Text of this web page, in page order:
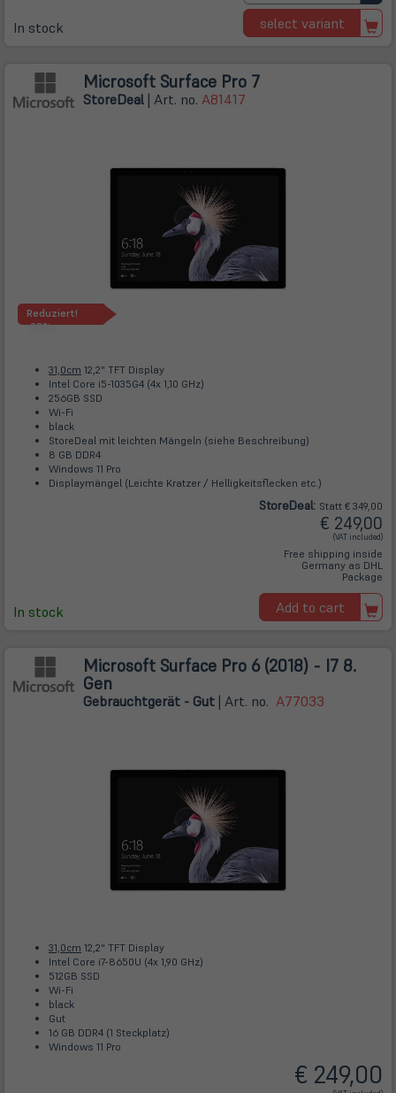
In stock
select variant
Microsoft Surface Pro 7
StoreDeal| Art. no. A81417
Reduziert!
-28%
31,0cm 12,2" TFT Display
Intel Core i5-1035G4 (4x 1,10 GHz)
256GB SSD
Wi-Fi
black
StoreDeal mit leichten Mängeln (siehe Beschreibung)
8 GB DDR4
Windows 11 Pro
Displaymängel (Leichte Kratzer / Helligkeitsflecken etc.)
In stock
StoreDeal: Statt € 349,00
€ 249,00
(VAT included)
Free shipping inside
Germany as DHL
Package
Add to cart
Microsoft Surface Pro 6 (2018) - I7 8.
Gen
Gebrauchtgerät - Gut| Art. no. A77033
31,0cm 12,2" TFT Display
Intel Core i7-8650U (4x 1,90 GHz)
512GB SSD
Wi-Fi
black
Gut
16 GB DDR4 (1 Steckplatz)
Windows 11 Pro
€ 249,00